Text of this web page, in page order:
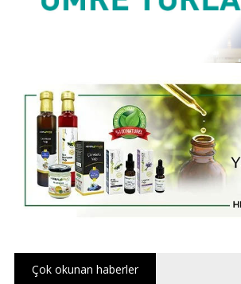
Çok okunan haberler